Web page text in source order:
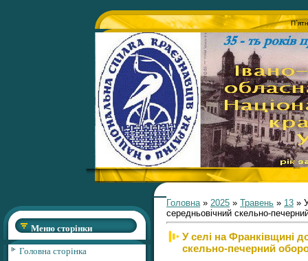
Меню сторінки
Головна сторінка
Головна» 2025 » Травень » 13 »
середньовічний скельно-
У селі на Франківщині
скельно-печерний